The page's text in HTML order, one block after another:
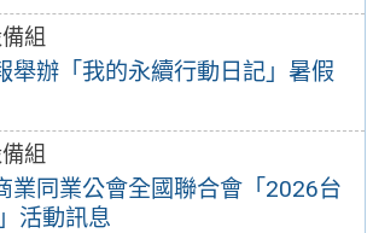
組
舉辦「我的永續行動日記」暑假
組
業同業公會全國聯合會「2026台
活動訊息